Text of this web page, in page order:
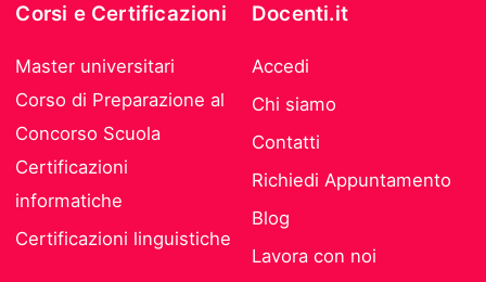
Corsi e Certificazioni
Master universitari
Corso di Preparazione al
Concorso Scuola
Certificazioni
informatiche
Certificazioni linguistiche
Docenti.it
Accedi
Chi siamo
Contatti
Richiedi Appuntamento
Blog
Lavora con noi